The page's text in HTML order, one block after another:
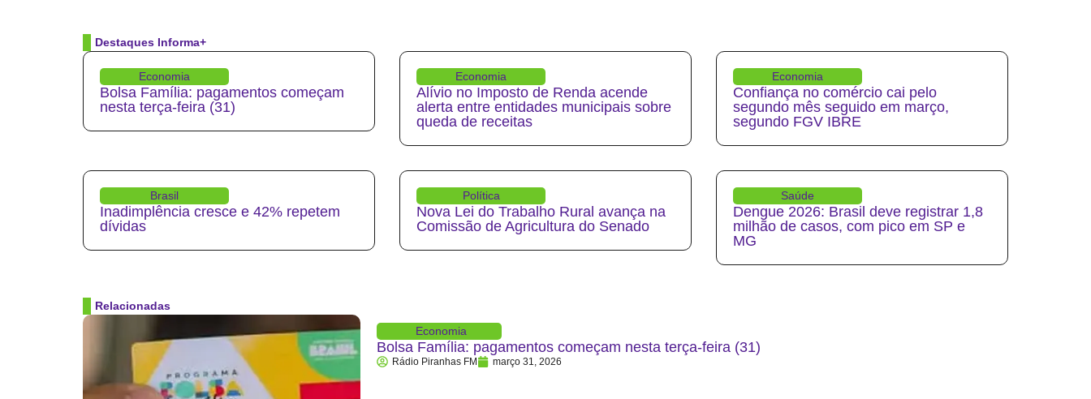
Destaques Informa+
Economia
Bolsa Família: pagamentos começam
nesta terça-feira (31)
Economia
Alívio no Imposto de Renda acende
alerta entre entidades municipais sobre
queda de receitas
Economia
Confiança no comércio cai pelo
segundo mês seguido em março,
segundo FGV IBRE
Brasil
Inadimplência cresce e 42% repetem
dívidas
Política
Nova Lei do Trabalho Rural avança na
Comissão de Agricultura do Senado
Saúde
Dengue 2026: Brasil deve registrar 1,8
milhão de casos, com pico em SP e
MG
Relacionadas
Economia
Bolsa Família: pagamentos começam nesta terça-feira (31)
Rádio Piranhas FM março 31, 2026